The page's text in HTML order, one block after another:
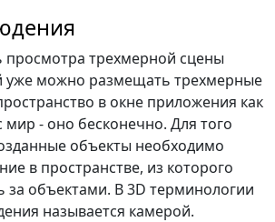
просмотра трехмерной сцены
уже можно размещать трехмерные
в окне приложения как
- оно бесконечно. Для того
объекты необходимо
в пространстве, из которого
за объектами. В 3D терминологии
называется камерой.